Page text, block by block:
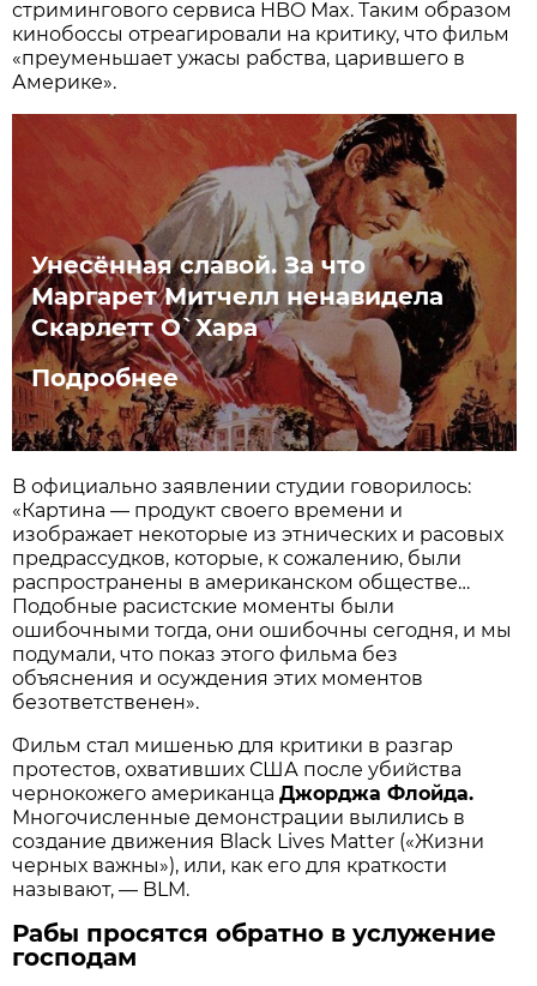
стримингового сервиса HBO Max. Таким образом
кинобоссы отреагировали на критику, что фильм
«преуменьшает ужасы рабства, царившего в
Америке».
Унесённая славой. За что
Маргарет Митчелл ненавидела
Скарлетт О`Хара
Подробнее
В официально заявлении студии говорилось:
«Картина — продукт своего времени и
изображает некоторые из этнических и расовых
предрассудков, которые, к сожалению, были
распространены в американском обществе…
Подобные расистские моменты были
ошибочными тогда, они ошибочны сегодня, и мы
подумали, что показ этого фильма без
объяснения и осуждения этих моментов
безответственен».
Фильм стал мишенью для критики в разгар
протестов, охвативших США после убийства
чернокожего американцаДжорджа Флойда.
Многочисленные демонстрации вылились в
создание движения Black Lives Matter («Жизни
черных важны»), или, как его для краткости
называют, — BLM.
Рабы просятся обратно в услужение
господам